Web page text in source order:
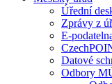
Úřední
Zprávy z
E-
Datové
Odbory